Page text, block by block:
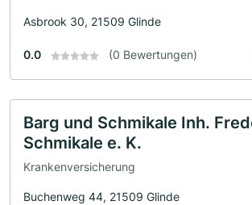
Asbrook 30, 21509 Glinde
0.0 (0 Bewertungen)
Barg und Schmikale Inh.
Schmikale e. K.
Krankenversicherung
Buchenweg 44, 21509 Glinde